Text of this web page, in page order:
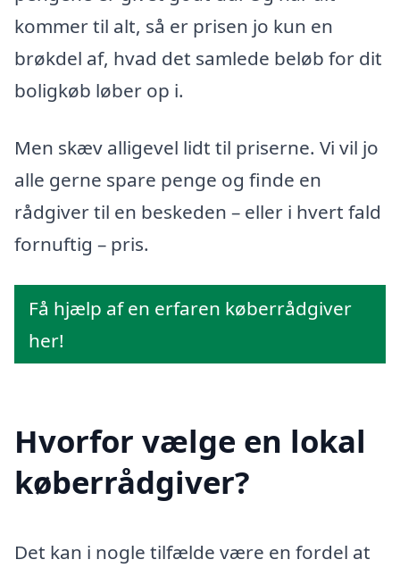
kommer til alt, så er prisen jo kun en
brøkdel af, hvad det samlede beløb for dit
boligkøb løber op i.
Men skæv alligevel lidt til priserne. Vi vil jo
alle gerne spare penge og finde en
rådgiver til en beskeden – eller i hvert fald
fornuftig – pris.
Få hjælp af en erfaren køberrådgiver
her!
Hvorfor vælge en lokal
køberrådgiver?
Det kan i nogle tilfælde være en fordel at